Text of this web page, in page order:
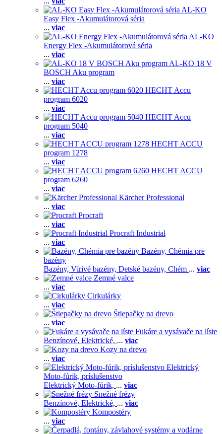
AL-KO
Easy Flex -Akumulátorová séria
... viac
AL-KO
Energy Flex -Akumulátorová séria
... viac
AL-KO 18 V
BOSCH Aku program
... viac
HECHT Accu
program 6020
... viac
HECHT Accu
program 5040
... viac
HECHT ACCU
program 1278
... viac
HECHT ACCU
program 6260
... viac
Kärcher Professional
... viac
Procraft
... viac
Procraft Industrial
... viac
Bazény, Chémia pre
bazény
Bazény, Vírivé bazény, Detské bazény, Chém ... viac
Zemné valce
... viac
Cirkulárky
... viac
Štiepačky na drevo
... viac
Fukáre a vysávače na líste
Benzínové, Elektrické, ... viac
Kozy na drevo
... viac
Elektrický
Moto-fúrik, príslušenstvo
Elektrický Moto-fúrik, ... viac
Snežné frézy
Benzínové, Elektrické, ... viac
Kompostéry
... viac